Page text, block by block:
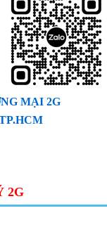
MẠI 2G
2G